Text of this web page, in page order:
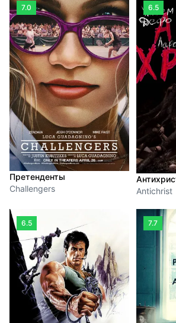
7.0
Претенденты
Challengers
6.5
Antichrist
6.5 7.7